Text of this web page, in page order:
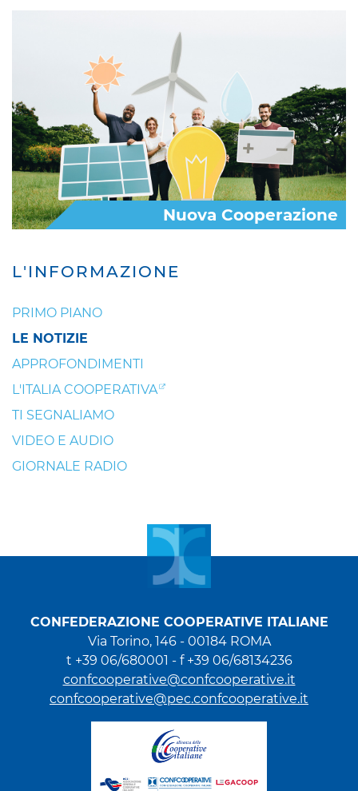
L'INFORMAZIONE
PRIMO PIANO
LE NOTIZIE
APPROFONDIMENTI
L'ITALIA COOPERATIVA
TI SEGNALIAMO
VIDEO E AUDIO
GIORNALE RADIO
Nuova Cooperazione
CONFEDERAZIONE COOPERATIVE ITALIANE
Via Torino, 146 - 00184 ROMA
t +39 06/680001 - f +39 06/68134236
confcooperative@confcooperative.it
confcooperative@pec.confcooperative.it